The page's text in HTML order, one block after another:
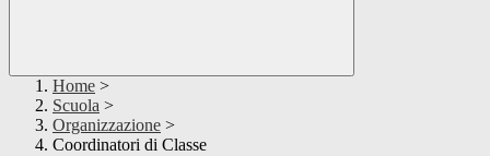
Home >
Scuola >
Organizzazione >
Coordinatori di Classe